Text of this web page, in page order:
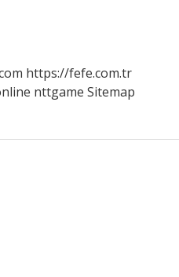
https://fefe.com.tr
nttgame Sitemap